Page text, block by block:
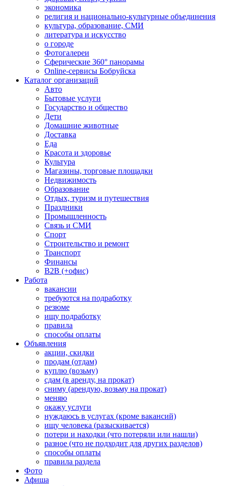
экономика
религия и национально-культурные объединения
культура, образование, СМИ
литература и искусство
о городе
Фотогалереи
Сферические 360° панорамы
Online-сервисы Бобруйска
Каталог организаций
Авто
Бытовые услуги
Государство и общество
Дети
Домашние животные
Доставка
Еда
Красота и здоровье
Культура
Магазины, торговые площадки
Недвижимость
Образование
Отдых, туризм и путешествия
Праздники
Промышленность
Связь и СМИ
Спорт
Строительство и ремонт
Транспорт
Финансы
B2B (+офис)
Работа
вакансии
требуются на подработку
резюме
ищу подработку
правила
способы оплаты
Объявления
акции, скидки
продам (отдам)
куплю (возьму)
сдам (в аренду, на прокат)
сниму (арендую, возьму на прокат)
меняю
окажу услуги
нуждаюсь в услугах (кроме вакансий)
ищу человека (разыскивается)
потери и находки (что потеряли или нашли)
разное (что не подходит для других разделов)
способы оплаты
правила раздела
Фото
Афиша